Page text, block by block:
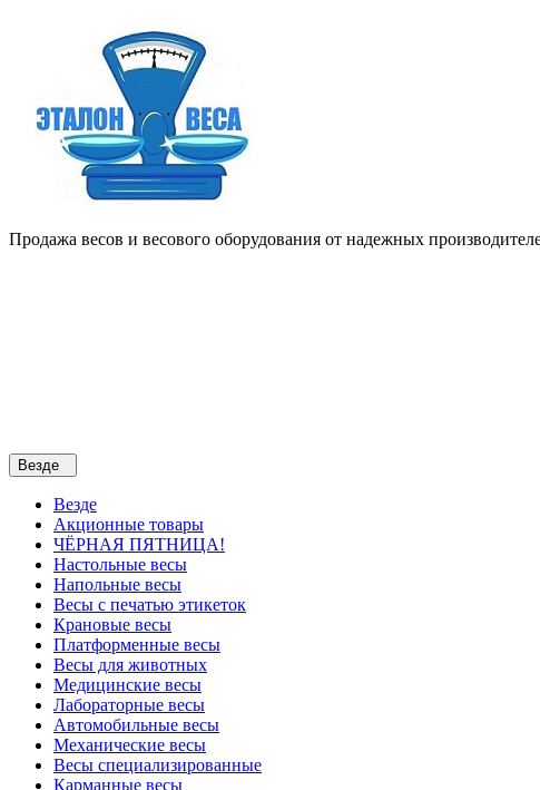
Продажа весов и весового оборудования от надежных
Везде
Везде
Акционные товары
ЧЁРНАЯ ПЯТНИЦА!
Настольные весы
Напольные весы
Весы с печатью этикеток
Крановые весы
Платформенные весы
Весы для животных
Медицинские весы
Лабораторные весы
Автомобильные весы
Механические весы
Весы специализированные
Карманные весы